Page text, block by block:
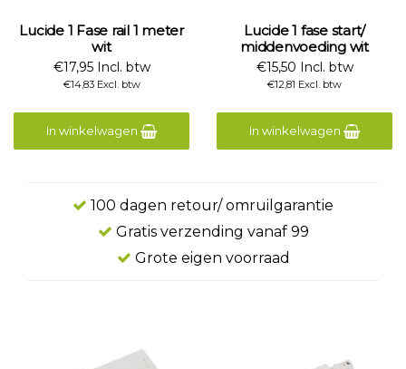
Lucide 1 Fase rail 1 meter
wit
€17,95 Incl. btw
€14,83 Excl. btw
In winkelwagen
Lucide 1 fase start/
middenvoeding wit
€15,50 Incl. btw
€12,81 Excl. btw
In winkelwagen
100 dagen retour/ omruilgarantie
Gratis verzending vanaf 99
Grote eigen voorraad